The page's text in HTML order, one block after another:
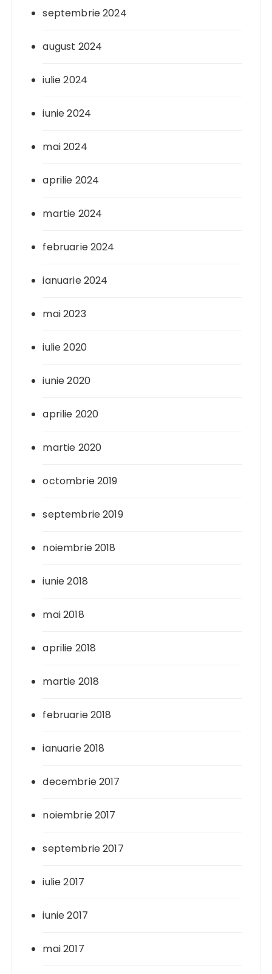
septembrie 2024
august 2024
iulie 2024
iunie 2024
mai 2024
aprilie 2024
martie 2024
februarie 2024
ianuarie 2024
mai 2023
iulie 2020
iunie 2020
aprilie 2020
martie 2020
octombrie 2019
septembrie 2019
noiembrie 2018
iunie 2018
mai 2018
aprilie 2018
martie 2018
februarie 2018
ianuarie 2018
decembrie 2017
noiembrie 2017
septembrie 2017
iulie 2017
iunie 2017
mai 2017